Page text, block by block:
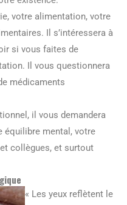
votre alimentation, votre
Il s’intéressera à
si vous faites de
Il vous questionnera
médicaments
il vous demandera
équilibre mental, votre
collègues, et surtout
« Les yeux reflètent le